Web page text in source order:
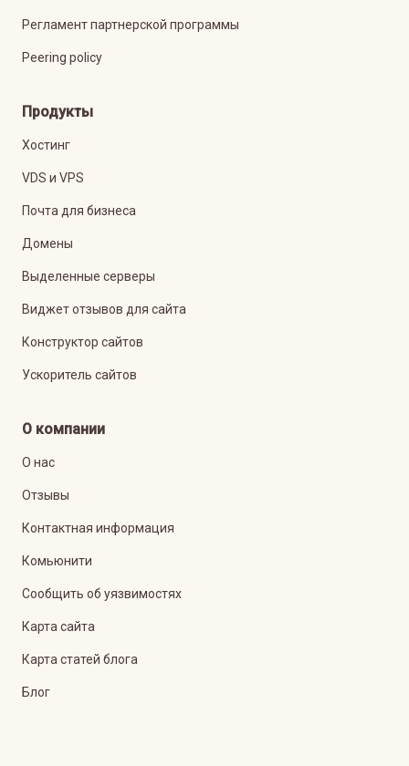
Регламент партнерской программы
Peering policy
Продукты
Хостинг
VDS и VPS
Почта для бизнеса
Домены
Выделенные серверы
Виджет отзывов для сайта
Конструктор сайтов
Ускоритель сайтов
О компании
О нас
Отзывы
Контактная информация
Комьюнити
Сообщить об уязвимостях
Карта сайта
Карта статей блога
Блог